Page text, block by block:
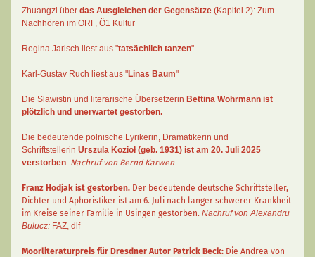
Zhuangzi über das Ausgleichen der Gegensätze (Kapitel 2): Zum
Nachhören im ORF, Ö1 Kultur
Regina Jarisch liest aus "tatsächlich tanzen"
Karl-Gustav Ruch liest aus "Linas Baum"
Die Slawistin und literarische Übersetzerin Bettina Wöhrmann ist
plötzlich und unerwartet gestorben.
Die bedeutende polnische Lyrikerin, Dramatikerin und
Schriftstellerin Urszula Kozioł (geb. 1931) ist am 20. Juli 2025
verstorben. Nachruf von Bernd Karwen
Franz Hodjak ist gestorben. Der bedeutende deutsche Schriftsteller,
Dichter und Aphoristiker ist am 6. Juli nach langer schwerer Krankheit
im Kreise seiner Familie in Usingen gestorben. Nachruf von Alexandru
Bulucz: FAZ, dlf
Moorliteraturpreis für Dresdner Autor Patrick Beck: Die Andrea von